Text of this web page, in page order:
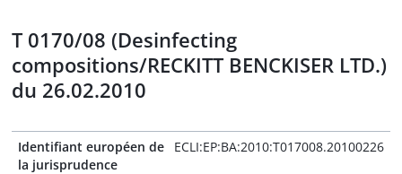
T 0170/08 (Desinfecting
compositions/RECKITT BENCKISER LTD.)
du 26.02.2010
Identifiant européen de
la jurisprudence
ECLI:EP:BA:2010:T017008.20100226